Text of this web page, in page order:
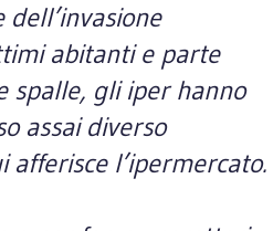
abitanti e parte
spalle, gli iper hanno
assai diverso
l’ipermercato.